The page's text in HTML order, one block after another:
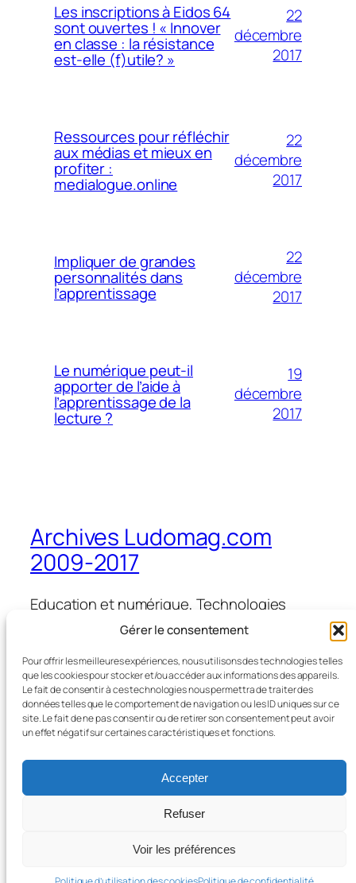
Gérer le consentement
Pour offrir les meilleures expériences, nous utilisons des technologies telles
que les cookies pour stocker et/ou accéder aux informations des appareils.
Le fait de consentir à ces technologies nous permettra de traiter des
données telles que le comportement de navigation ou les ID uniques sur ce
site. Le fait de ne pas consentir ou de retirer son consentement peut avoir
un effet négatif sur certaines caractéristiques et fonctions.
Accepter
Refuser
Voir les préférences
Les inscriptions à Eidos 64
sont ouvertes ! « Innover
en classe : la résistance
est-elle (f)utile? »
22
décembre
2017
Ressources pour réfléchir
aux médias et mieux en
profiter :
medialogue.online
22
décembre
2017
Impliquer de grandes
personnalités dans
l’apprentissage
22
décembre
2017
Le numérique peut-il
apporter de l’aide à
l’apprentissage de la
lecture ?
19
décembre
2017
Archives Ludomag.com
2009-2017
Education et numérique, Technologies
d'Apprentissage, e-learning, serious games,
et formation
Blog
À propos
FAQ
Évènements
Boutique
Compositions
Thèmes
Conçu avec